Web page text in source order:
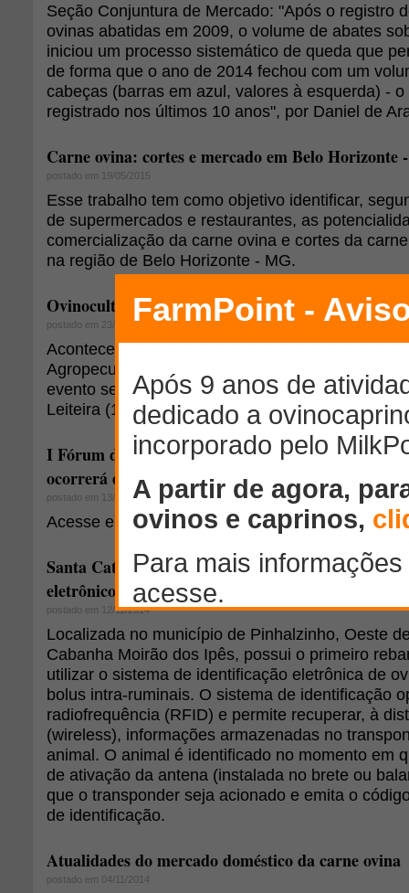
Seção Conjuntura de Mercado: "Após o registro
ovinas abatidas em 2009, o volume de abates
iniciou um processo sistemático de queda que
de forma que o ano de 2014 fechou com um
cabeças (barras em azul, valores à esquerda) -
registrado nos últimos 10 anos", por Daniel de
Carne ovina: cortes e mercado em Belo
postado em 19/05/2015
Esse trabalho tem como objetivo identificar,
de supermercados e restaurantes, as
comercialização da carne ovina e cortes da
na região de Belo Horizonte - MG.
Ovinocultura leiteira será discutida na
postado em 23/03/2015
Acontece entre os dias 9 a 19 de abril a edição
Agropecuária e Industrial de Londrina -
evento será realizado o I Seminário Paranaense
Leiteira (18/04).
I Fórum de Produção Ovina do Extremo Oeste de
ocorrerá dias 10 e 11 de abril
postado em 13/03/2015
Acesse e confira a programação completa do
Santa Catarina possui rebanho de ovinos
eletrônico
postado em 12/11/2014
Localizada no município de Pinhalzinho, Oeste
Cabanha Moirão dos Ipês, possui o primeiro
utilizar o sistema de identificação eletrônica de
bolus intra-ruminais. O sistema de identificação
radiofrequência (RFID) e permite recuperar, à
(wireless), informações armazenadas no
animal. O animal é identificado no momento em
de ativação da antena (instalada no brete ou
que o transponder seja acionado e emita o
de identificação.
Atualidades do mercado doméstico da carne ovina
postado em 04/11/2014